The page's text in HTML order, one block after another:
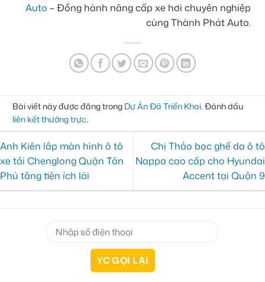
Auto – Đồng hành nâng cấp xe hơi chuyên nghiệp
cùng Thành Phát Auto.
Bài viết này được đăng trong Dự Án Đã Triển Khai . Đánh dấu
liên kết thường trực
Anh Kiên lắp màn hình ô tô
xe tải Chenglong Quận Tân
Phú tăng tiện ích lái
Chị Thảo bọc ghế da ô tô
Nappa cao cấp cho Hyundai
Accent tại Quận 9